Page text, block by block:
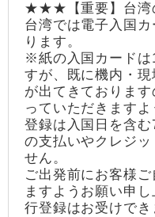
★★★【重要】台湾
台湾では電子入国
ります。
※紙の入国カードは
すが、既に機内・
が出てきておりま
っていただきますよ
登録は入国日を含
の支払いやクレジ
せん。
ご出発前にお客様
ますようお願い申
行登録はお受けでき